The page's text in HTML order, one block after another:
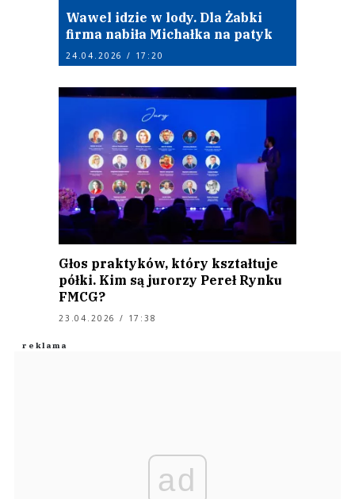
Wawel idzie w lody. Dla Żabki
firma nabiła Michałka na patyk
24.04.2026 / 17:20
Głos praktyków, który kształtuje
półki. Kim są jurorzy Pereł Rynku
FMCG?
23.04.2026 / 17:38
ad